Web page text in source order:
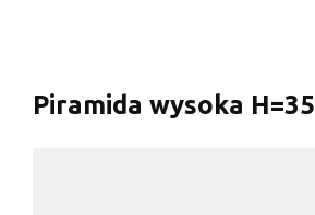
Piramida wysoka H=35